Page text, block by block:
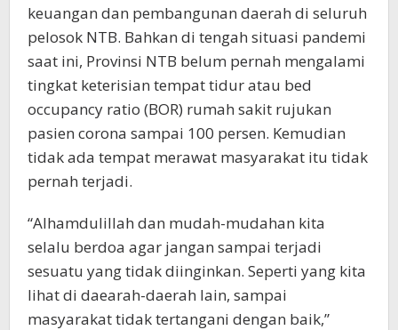
keuangan dan pembangunan daerah di seluruh
pelosok NTB. Bahkan di tengah situasi pandemi
saat ini, Provinsi NTB belum pernah mengalami
tingkat keterisian tempat tidur atau bed
occupancy ratio (BOR) rumah sakit rujukan
pasien corona sampai 100 persen. Kemudian
tidak ada tempat merawat masyarakat itu tidak
pernah terjadi.
“Alhamdulillah dan mudah-mudahan kita
selalu berdoa agar jangan sampai terjadi
sesuatu yang tidak diinginkan. Seperti yang kita
lihat di daearah-daerah lain, sampai
masyarakat tidak tertangani dengan baik,”